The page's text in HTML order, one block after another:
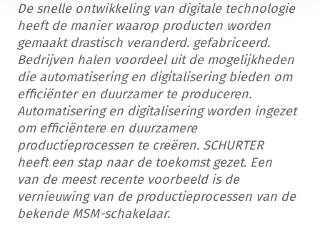
De snelle ontwikkeling van digitale technologie
heeft de manier waarop producten worden
gemaakt drastisch veranderd. gefabriceerd.
Bedrijven halen voordeel uit de mogelijkheden
die automatisering en digitalisering bieden om
efficiënter en duurzamer te produceren.
Automatisering en digitalisering worden ingezet
om efficiëntere en duurzamere
productieprocessen te creëren. SCHURTER
heeft een stap naar de toekomst gezet. Een
van de meest recente voorbeeld is de
vernieuwing van de productieprocessen van de
bekende MSM-schakelaar.